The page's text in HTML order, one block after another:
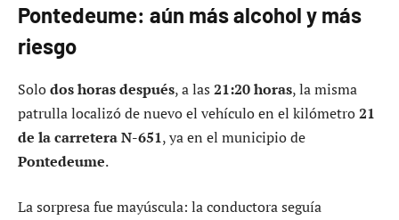
Pontedeume: aún más alcohol y más
riesgo
Solodos horas después, a las 21:20 horas, la misma
patrulla localizó de nuevo el vehículo en el kilómetro21
de la carretera N-651, ya en el municipio de
Pontedeume.
La sorpresa fue mayúscula: la conductora seguía